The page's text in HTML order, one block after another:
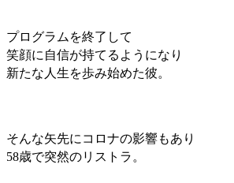
プログラムを終了して
笑顔に自信が持てるようになり
新たな人生を歩み始めた彼。
そんな矢先にコロナの影響もあり
58歳で突然のリストラ。